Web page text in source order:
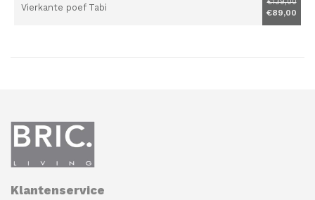
Vierkante poef Tabi €89,00
Klantenservice